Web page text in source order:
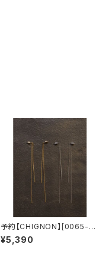
予約【CHIGNON】[0065-45
3SH]ステンレスチェーン2WA
Yピアス
¥5,390